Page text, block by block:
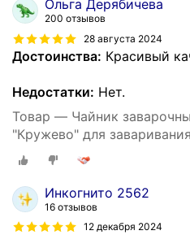
Ольга Дерябичева
200 отзывов
28 августа 2024
Достоинства: Красивый
Недостатки: Нет.
Товар — Чайник
"Кружево" для
Инкогнито 2562
16 отзывов
12 декабря 2024